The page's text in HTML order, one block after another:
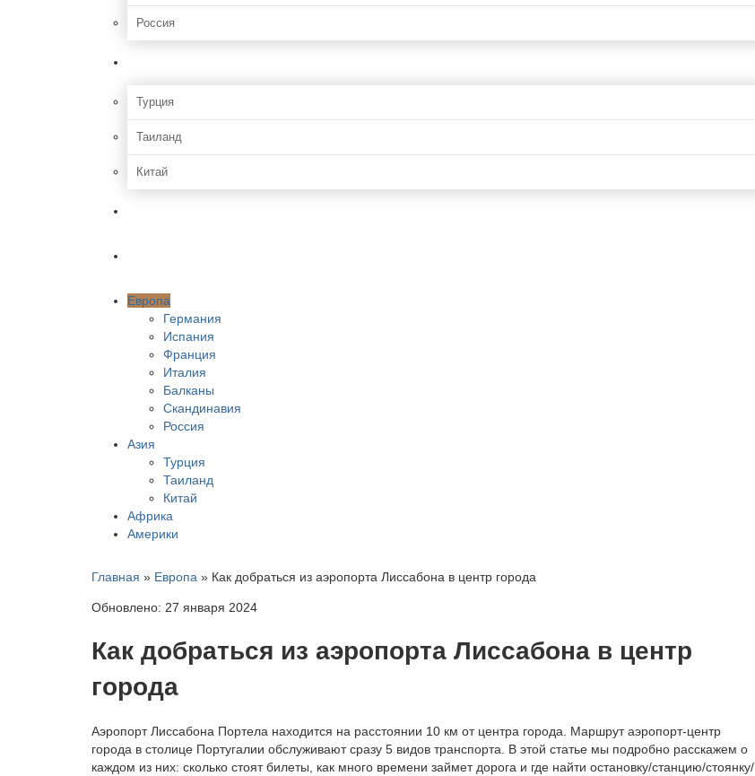
Россия
Турция
Таиланд
Китай
Европа
Германия
Испания
Франция
Италия
Балканы
Скандинавия
Россия
Азия
Турция
Таиланд
Китай
Африка
Америки
Главная » Европа » Как добраться из аэропорта Лиссабона в центр города
Обновлено: 27 января 2024
Как добраться из аэропорта Лиссабона в центр
города
Аэропорт Лиссабона Портела находится на расстоянии 10 км от центра города. Маршрут аэропорт-центр
города в столице Португалии обслуживают сразу 5 видов транспорта. В этой статье мы подробно расскажем о
каждом из них: сколько стоят билеты, как много времени займет дорога и где найти остановку/станцию/стоянку/